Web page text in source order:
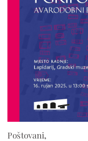
Poštovani,